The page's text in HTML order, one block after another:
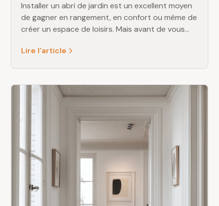
Installer un abri de jardin est un excellent moyen
de gagner en rangement, en confort ou même de
créer un espace de loisirs. Mais avant de vous
d’urbanisme en vigueur. Surface, hauteur,
extérieures.
Lire l'article